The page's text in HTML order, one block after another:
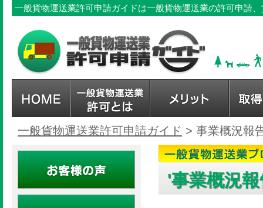
一般貨物運送業許可申請ガイドは一般貨物運送業の許可申請
一般貨物運送業許可申請ガイド > 事業概況報
'事業概況